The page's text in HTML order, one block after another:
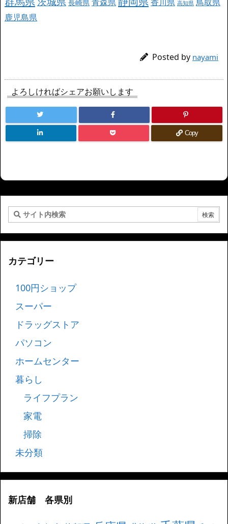
長崎県 高知県
鹿児島県
Posted by nayami
よろしければシェアお願いします
Copy
カテゴリー
100円ショップ
スーパー
ドラッグストア
パソコン
ホームセンター
暮らし
ライフプラン
家電
掃除
未分類
新店舗 各県別